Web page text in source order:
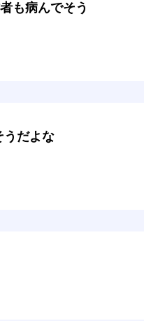
も病んでそう
うだよな